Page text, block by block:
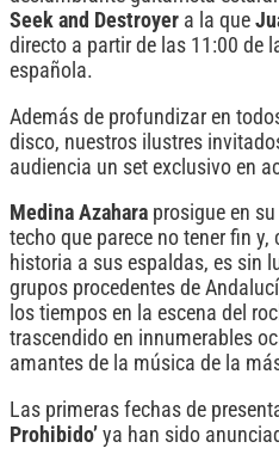
Seek and Destroyer a la que
directo a partir de las 11:00 de
española.
Además de profundizar en
disco, nuestros ilustres
audiencia un set exclusivo en
Medina Azahara prosigue en
techo que parece no tener fin
historia a sus espaldas, es sin
grupos procedentes de
los tiempos en la escena del
trascendido en innumerables
amantes de la música de la
Las primeras fechas de
Prohibido’ ya han sido